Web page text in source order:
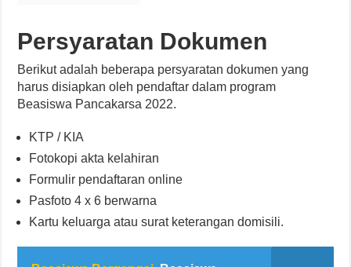
Persyaratan Dokumen
Berikut adalah beberapa persyaratan dokumen yang
harus disiapkan oleh pendaftar dalam program
Beasiswa Pancakarsa 2022.
KTP / KIA
Fotokopi akta kelahiran
Formulir pendaftaran online
Pasfoto 4 x 6 berwarna
Kartu keluarga atau surat keterangan domisili.